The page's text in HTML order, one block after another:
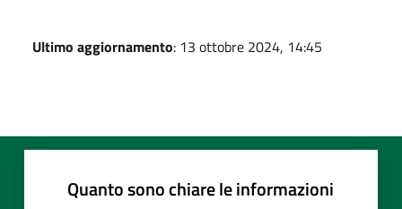
Ultimo aggiornamento: 13 ottobre 2024, 14:45
Quanto sono chiare le informazioni